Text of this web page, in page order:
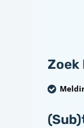
Zoek